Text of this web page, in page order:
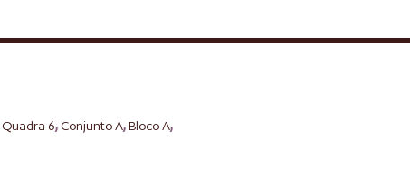
Quadra 6,Conjunto A,Bloco A,